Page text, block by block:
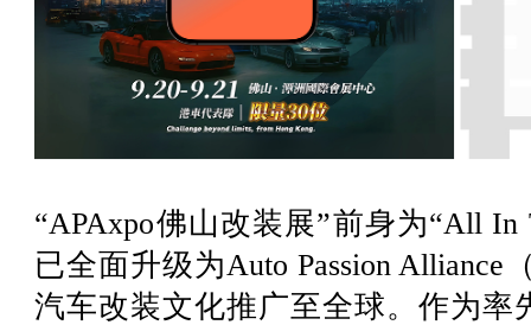
“APAxpo佛山改装展”前身为“All
已全面升级为Auto Passion Alliance
汽车改装文化推广至全球。作为率